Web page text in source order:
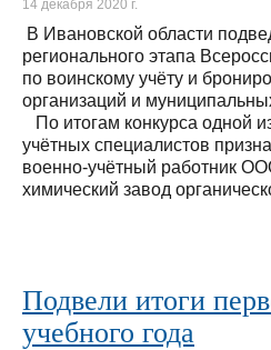
14 декабря 2020 г.
В Ивановской области
регионального этапа
по воинскому учёту и
организаций и
По итогам конкурса одной
учётных специалистов
военно-учётный работник
химический завод
Подвели итоги
учебного года